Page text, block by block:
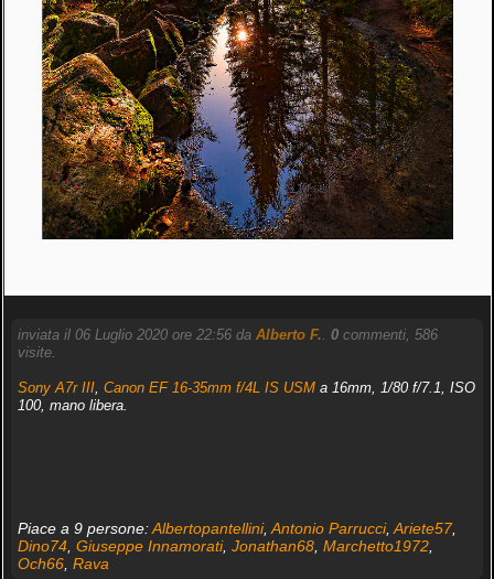
inviata il 06 Luglio 2020 ore 22:56 da Alberto F. 0commenti, 586
visite.
Sony A7r III, Canon EF 16-35mm f/4L IS USMa 16mm, 1/80 f/7.1, ISO
100, mano libera.
Piace a 9 persone:Albertopantellini, Antonio Parrucci, Ariete57,
Dino74, Giuseppe Innamorati, Jonathan68, Marchetto1972,
Och66, Rava